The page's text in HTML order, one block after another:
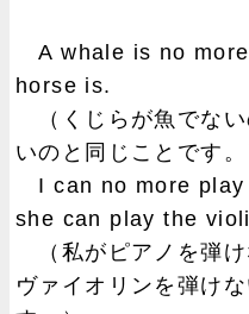
A whale is no
horse is.
（くじらが魚でない
いのと同じことです。
I can no more play
she can play the
（私がピアノを弾け
ヴァイオリンを弾け